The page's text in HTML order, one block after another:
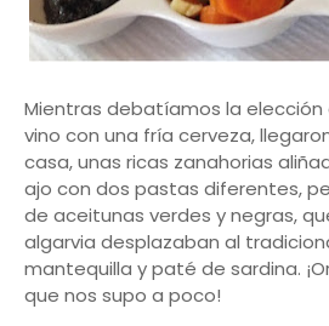
Mientras debatíamos la elección
vino con una fría cerveza,
casa, unas ricas zanahorias
ajo con dos pastas diferentes,
de aceitunas verdes y negras,
algarvia desplazaban al
mantequilla y paté de sardina.
que nos supo a poco!